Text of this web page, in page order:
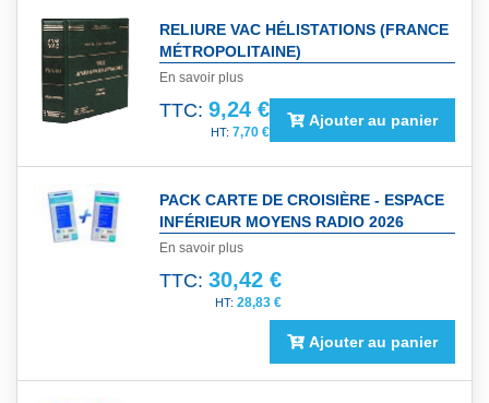
RELIURE VAC HÉLISTATIONS (FRANCE
MÉTROPOLITAINE)
En savoir plus
TTC: 9,24 €
7,70 €
Ajouter au panier
PACK CARTE DE CROISIÈRE - ESPACE
INFÉRIEUR MOYENS RADIO 2026
En savoir plus
TTC: 30,42 €
28,83 €
Ajouter au panier